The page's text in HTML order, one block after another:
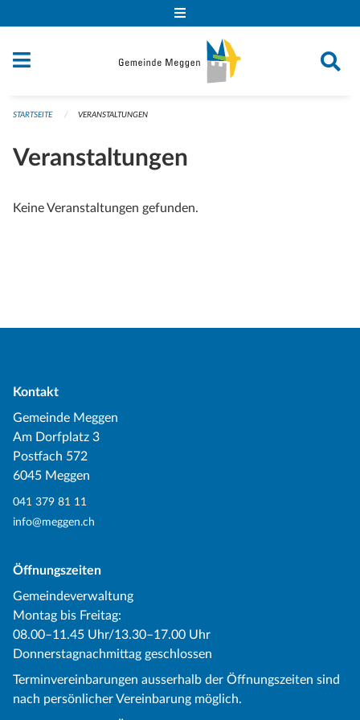
STARTSEITE VERANSTALTUNGEN
Veranstaltungen
Keine Veranstaltungen gefunden.
Kontakt
Gemeinde Meggen
Am Dorfplatz 3
Postfach 572
6045 Meggen
041 379 81 11
info@meggen.ch
Öffnungszeiten
Gemeindeverwaltung
Montag bis Freitag:
08.00–11.45 Uhr/13.30–17.00 Uhr
Donnerstagnachmittag geschlossen
Terminvereinbarungen ausserhalb der Öffnungszeiten sind
nach persönlicher Vereinbarung möglich.